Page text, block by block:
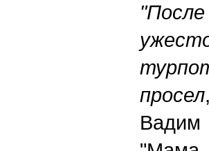
просел
Вадим